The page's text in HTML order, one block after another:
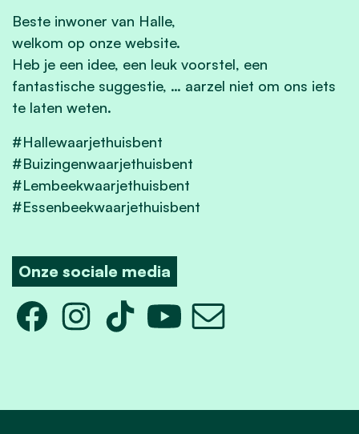
Beste inwoner van Halle,
welkom op onze website.
Heb je een idee, een leuk voorstel, een
fantastische suggestie, … aarzel niet om ons iets
te laten weten.
#Hallewaarjethuisbent
#Buizingenwaarjethuisbent
#Lembeekwaarjethuisbent
#Essenbeekwaarjethuisbent
Onze sociale media